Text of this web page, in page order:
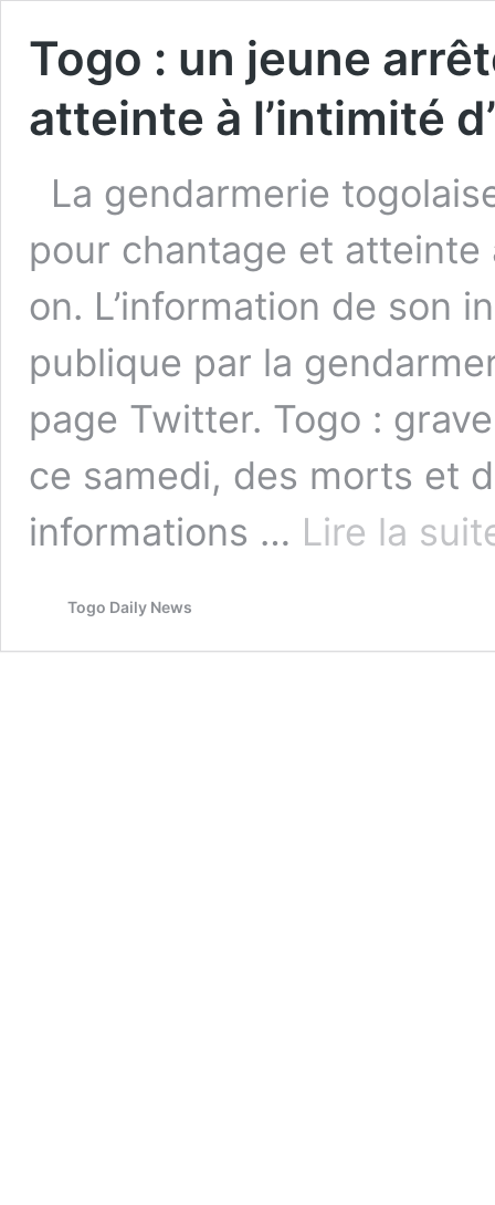
Togo : un jeune
atteinte à l’intimité
La gendarmerie
pour chantage et atteinte
on. L’information de son
publique par la
page Twitter. Togo :
ce samedi, des morts et
informations … Lire la
Togo Daily News